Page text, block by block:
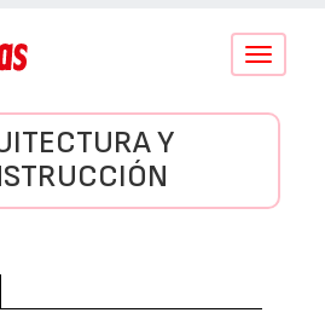
Conmutar
Y